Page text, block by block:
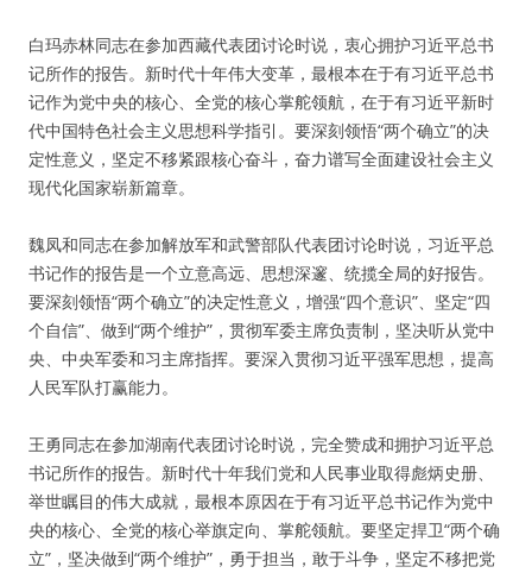
白玛赤林同志在参加西藏代表团讨论时说，衷心拥护习近平总书
记所作的报告。新时代十年伟大变革，最根本在于有习近平总书
记作为党中央的核心、全党的核心掌舵领航，在于有习近平新时
代中国特色社会主义思想科学指引。要深刻领悟“两个确立”的决
定性意义，坚定不移紧跟核心奋斗，奋力谱写全面建设社会主义
现代化国家崭新篇章。
魏凤和同志在参加解放军和武警部队代表团讨论时说，习近平总
书记作的报告是一个立意高远、思想深邃、统揽全局的好报告。
要深刻领悟“两个确立”的决定性意义，增强“四个意识”、坚定“四
个自信”、做到“两个维护”，贯彻军委主席负责制，坚决听从党中
央、中央军委和习主席指挥。要深入贯彻习近平强军思想，提高
人民军队打赢能力。
王勇同志在参加湖南代表团讨论时说，完全赞成和拥护习近平总
书记所作的报告。新时代十年我们党和人民事业取得彪炳史册、
举世瞩目的伟大成就，最根本原因在于有习近平总书记作为党中
央的核心、全党的核心举旗定向、掌舵领航。要坚定捍卫“两个确
立”，坚决做到“两个维护”，勇于担当，敢于斗争，坚定不移把党